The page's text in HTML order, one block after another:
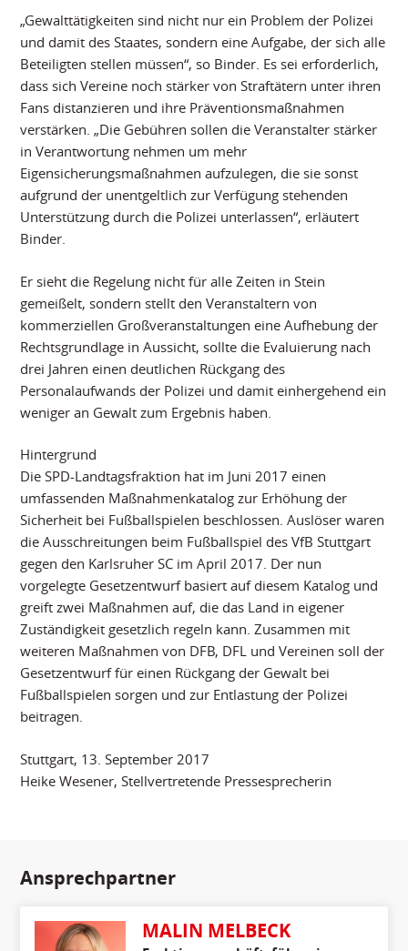
„Gewalttätigkeiten sind nicht nur ein Problem der Polizei
und damit des Staates, sondern eine Aufgabe, der sich alle
Beteiligten stellen müssen“, so Binder. Es sei erforderlich,
dass sich Vereine noch stärker von Straftätern unter ihren
Fans distanzieren und ihre Präventionsmaßnahmen
verstärken. „Die Gebühren sollen die Veranstalter stärker
in Verantwortung nehmen um mehr
Eigensicherungsmaßnahmen aufzulegen, die sie sonst
aufgrund der unentgeltlich zur Verfügung stehenden
Unterstützung durch die Polizei unterlassen“, erläutert
Binder.
Er sieht die Regelung nicht für alle Zeiten in Stein
gemeißelt, sondern stellt den Veranstaltern von
kommerziellen Großveranstaltungen eine Aufhebung der
Rechtsgrundlage in Aussicht, sollte die Evaluierung nach
drei Jahren einen deutlichen Rückgang des
Personalaufwands der Polizei und damit einhergehend ein
weniger an Gewalt zum Ergebnis haben.
Hintergrund
Die SPD-Landtagsfraktion hat im Juni 2017 einen
umfassenden Maßnahmenkatalog zur Erhöhung der
Sicherheit bei Fußballspielen beschlossen. Auslöser waren
die Ausschreitungen beim Fußballspiel des VfB Stuttgart
gegen den Karlsruher SC im April 2017. Der nun
vorgelegte Gesetzentwurf basiert auf diesem Katalog und
greift zwei Maßnahmen auf, die das Land in eigener
Zuständigkeit gesetzlich regeln kann. Zusammen mit
weiteren Maßnahmen von DFB, DFL und Vereinen soll der
Gesetzentwurf für einen Rückgang der Gewalt bei
Fußballspielen sorgen und zur Entlastung der Polizei
beitragen.
Stuttgart, 13. September 2017
Heike Wesener, Stellvertretende Pressesprecherin
Ansprechpartner
MALIN MELBECK